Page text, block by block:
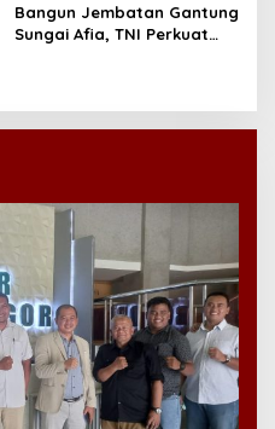
Bangun Jembatan Gantung
Sungai Afia, TNI Perkuat